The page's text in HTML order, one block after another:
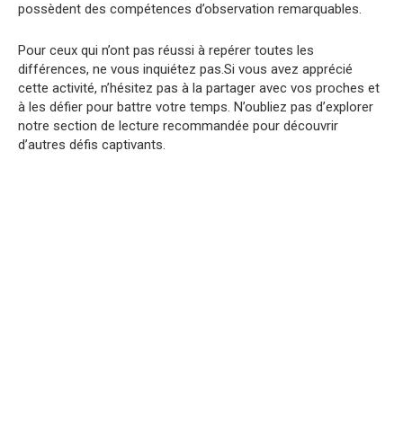
possèdent des compétences d’observation remarquables.
Pour ceux qui n’ont pas réussi à repérer toutes les
différences, ne vous inquiétez pas.Si vous avez apprécié
cette activité, n’hésitez pas à la partager avec vos proches et
à les défier pour battre votre temps. N’oubliez pas d’explorer
notre section de lecture recommandée pour découvrir
d’autres défis captivants.